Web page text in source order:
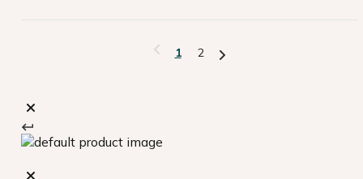
1 2